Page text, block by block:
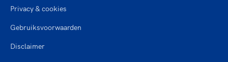
Privacy & cookies
Gebruiksvoorwaarden
Disclaimer